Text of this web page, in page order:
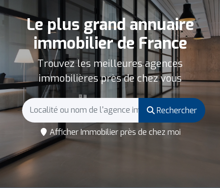
Le plus grand annuaire
immobilier de France
Trouvez les meilleures agences
immobilières près de chez vous
Rechercher
Afficher Immobilier près de chez moi